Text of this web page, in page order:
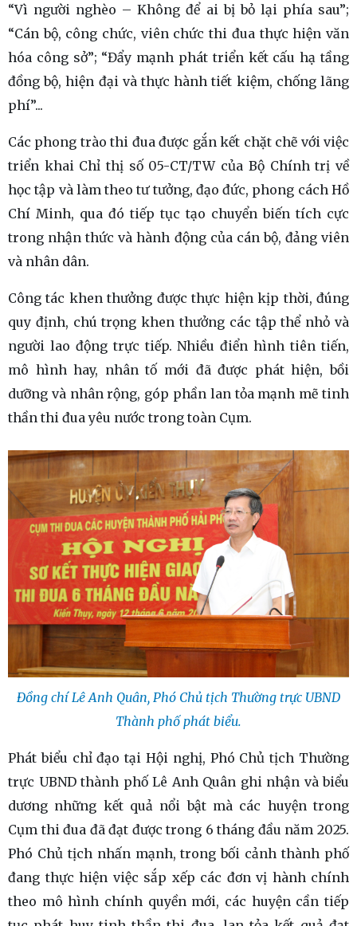
“Vì người nghèo – Không để ai bị bỏ lại phía sau”;
“Cán bộ, công chức, viên chức thi đua thực hiện văn
hóa công sở”; “Đẩy mạnh phát triển kết cấu hạ tầng
đồng bộ, hiện đại và thực hành tiết kiệm, chống lãng
phí”...
Các phong trào thi đua được gắn kết chặt chẽ với việc
triển khai Chỉ thị số 05-CT/TW của Bộ Chính trị về
học tập và làm theo tư tưởng, đạo đức, phong cách Hồ
Chí Minh, qua đó tiếp tục tạo chuyển biến tích cực
trong nhận thức và hành động của cán bộ, đảng viên
và nhân dân.
Công tác khen thưởng được thực hiện kịp thời, đúng
quy định, chú trọng khen thưởng các tập thể nhỏ và
người lao động trực tiếp. Nhiều điển hình tiên tiến,
mô hình hay, nhân tố mới đã được phát hiện, bồi
dưỡng và nhân rộng, góp phần lan tỏa mạnh mẽ tinh
thần thi đua yêu nước trong toàn Cụm.
Đồng chí Lê Anh Quân, Phó Chủ tịch Thường trực UBND
Thành phố phát biểu.
Phát biểu chỉ đạo tại Hội nghị, Phó Chủ tịch Thường
trực UBND thành phố Lê Anh Quân ghi nhận và biểu
dương những kết quả nổi bật mà các huyện trong
Cụm thi đua đã đạt được trong 6 tháng đầu năm 2025.
Phó Chủ tịch nhấn mạnh, trong bối cảnh thành phố
đang thực hiện việc sắp xếp các đơn vị hành chính
theo mô hình chính quyền mới, các huyện cần tiếp